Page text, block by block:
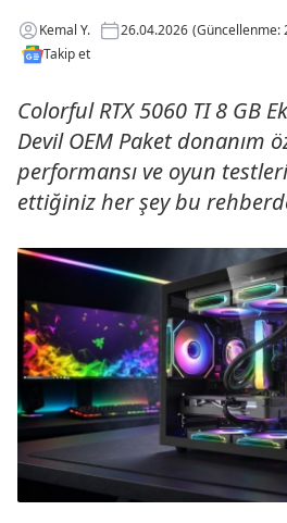
Kemal Y. 26.04.2026 (Güncellenme:
Takip et
Colorful RTX 5060 TI 8 GB
Devil OEM Paket donanım
performansı ve oyun
ettiğiniz her şey bu